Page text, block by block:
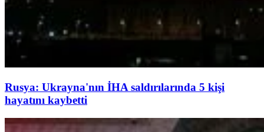
Rusya: Ukrayna'nın İHA saldırılarında 5 kişi
hayatını kaybetti